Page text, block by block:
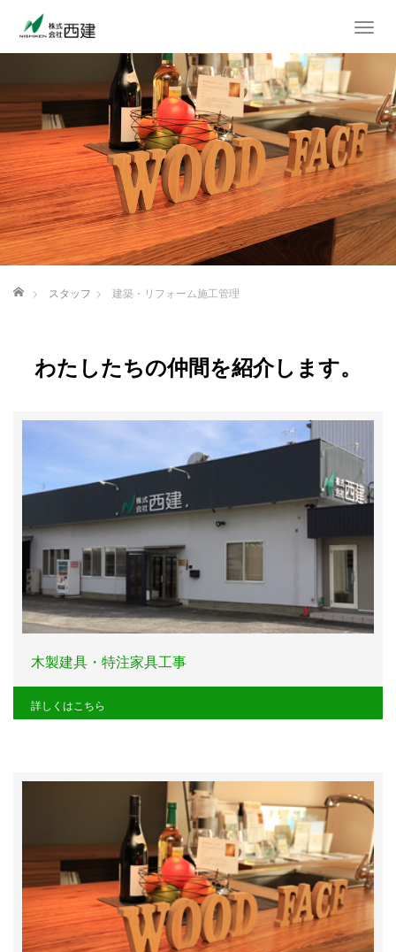
T
l
e
v
i
g
a
t
ホーム スタッフ 建築・リフォーム施工管理
わたしたちの仲間を紹介します。
木製建具・特注家具工事
詳しくはこちら